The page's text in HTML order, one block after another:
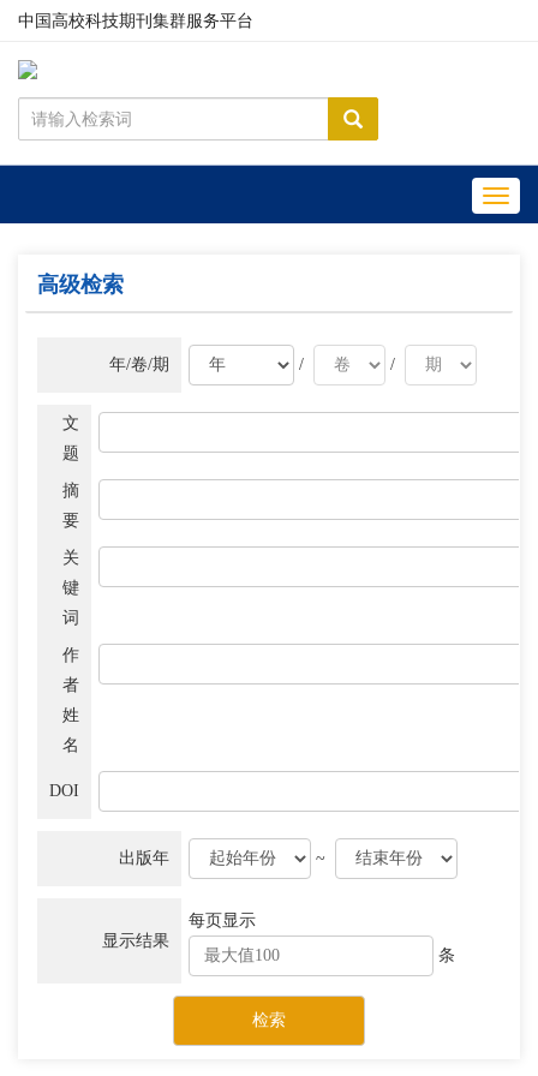
中国高校科技期刊集群服务平台
高级检索
年/卷/期 / /
文
题
摘
要
关
键
词
作
者
姓
名
DOI
出版年 ~
显示结果
每页显示
条